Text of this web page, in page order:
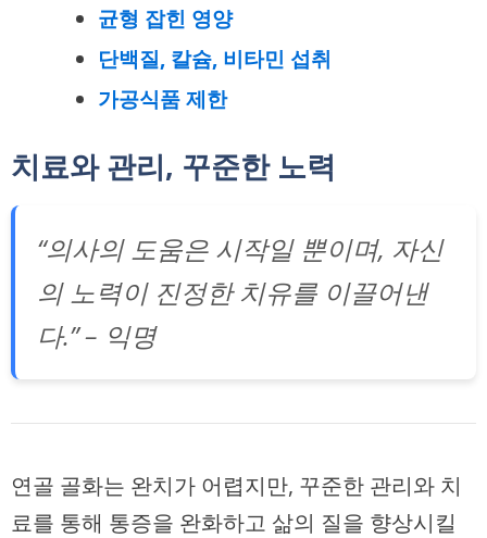
균형 잡힌 영양
단백질, 칼슘, 비타민 섭취
가공식품 제한
치료와 관리, 꾸준한 노력
“의사의 도움은 시작일 뿐이며, 자신
의 노력이 진정한 치유를 이끌어낸
다.” – 익명
연골 골화는 완치가 어렵지만, 꾸준한 관리와 치
료를 통해 통증을 완화하고 삶의 질을 향상시킬